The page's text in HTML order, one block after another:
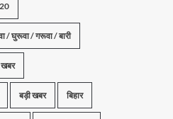
/ घुरूवा / गरूवा / बारी
खबर
बड़ी खबर बिहार